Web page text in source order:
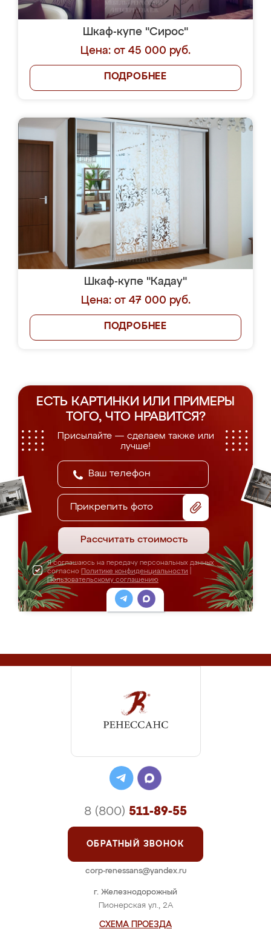
Шкаф-купе "Сирос"
Цена: от 45 000 руб.
ПОДРОБНЕЕ
Шкаф-купе "Кадау"
Цена: от 47 000 руб.
ПОДРОБНЕЕ
ЕСТЬ КАРТИНКИ ИЛИ ПРИМЕРЫ
ТОГО, ЧТО НРАВИТСЯ?
Присылайте — сделаем также или
лучше!
Прикрепить фото
Рассчитать стоимость
Я соглашаюсь на передачу персональных данных
согласно Политике конфиденциальности
Пользовательскому соглашению
г. Железнодорожный
Пионерская ул., 2А
СХЕМА ПРОЕЗДА
8 (800) 511-89-55
ОБРАТНЫЙ ЗВОНОК
corp-renessans@yandex.ru